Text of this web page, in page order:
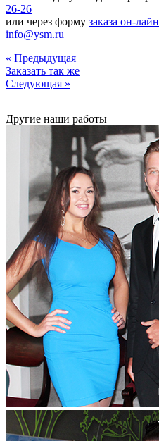
26-26
или через форму заказа он-лайн
info@ysm.ru
« Предыдущая
Заказать так же
Следующая »
Другие наши работы